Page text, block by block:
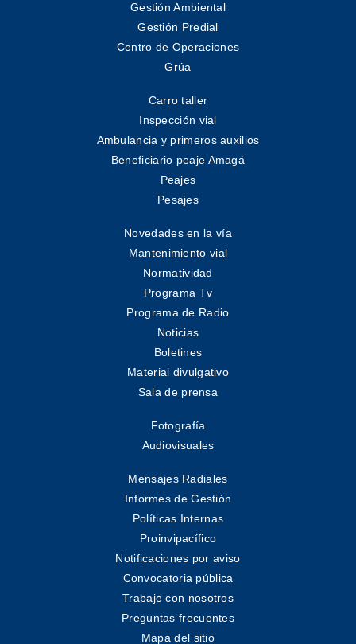
Gestión Ambiental
Gestión Predial
Centro de Operaciones
Grúa
Carro taller
Inspección vial
Ambulancia y primeros auxilios
Beneficiario peaje Amagá
Peajes
Pesajes
Novedades en la vía
Mantenimiento vial
Normatividad
Programa Tv
Programa de Radio
Noticias
Boletines
Material divulgativo
Sala de prensa
Fotografía
Audiovisuales
Mensajes Radiales
Informes de Gestión
Políticas Internas
Proinvipacífico
Notificaciones por aviso
Convocatoria pública
Trabaje con nosotros
Preguntas frecuentes
Mapa del sitio